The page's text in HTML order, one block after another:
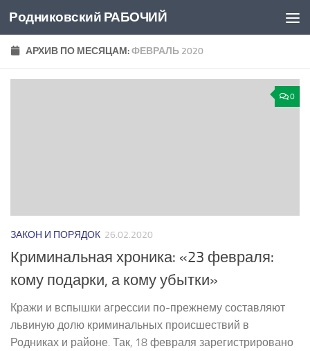
Перейти к содержимому
Родниковский РАБОЧИЙ
АРХИВ ПО МЕСЯЦАМ:ФЕВРАЛЬ 2020
0
ЗАКОН И ПОРЯДОК 26.02.2020
Криминальная хроника: «23 февраля:
кому подарки, а кому убытки»
Кражи и вспышки агрессии по­-прежнему составляют
львиную долю криминальных происшествий в
Родниках и районе. Так, 18 февраля зарегистрировано